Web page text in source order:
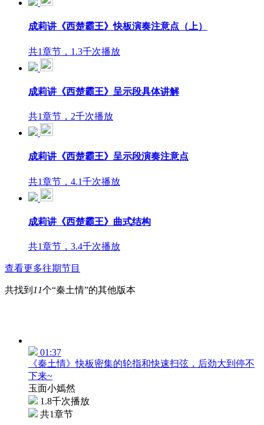
成莉讲《西楚霸王》快板演奏注意点（上）
共1章节，1.3千次播放
成莉讲《西楚霸王》呈示段具体讲解
共1章节，2千次播放
成莉讲《西楚霸王》呈示段演奏注意点
共1章节，4.1千次播放
成莉讲《西楚霸王》曲式结构
共1章节，3.4千次播放
查看更多往期节目
共找到 11个“秦土情”的其他版本
01:37
《秦土情》快板密集的轮指和快速扫弦，后劲大到停不
下来~
玉面小嫣然
1.8千次播放
共1章节